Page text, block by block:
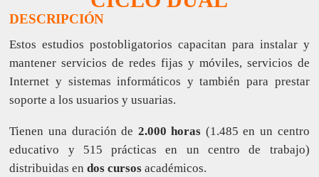
DESCRIPCIÓN
Estos estudios postobligatorios capacitan para instalar y
mantener servicios de redes fijas y móviles, servicios de
Internet y sistemas informáticos y también para prestar
soporte a los usuarios y usuarias.
Tienen una duración de 2.000 horas (1.485 en un centro
educativo y 515 prácticas en un centro de trabajo)
distribuidas endos cursos académicos.